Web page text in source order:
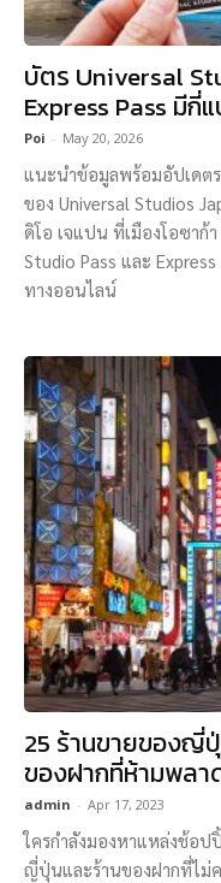
บัตร Universal
Express Pass มีกี่
Poi - May 20, 2026
แนะนำข้อมูลพร้อมอัปเดต
ของ Universal Studios
ดิโอ เจแปน ที่เมืองโอซาก้
Studio Pass และ
ทางออนไลน์
25 ร้านขายของญี่
ของฝากที่ห้ามพลา
admin - Apr 17, 2023
ใครกำลังมองหาแหล่งช้อป
ญี่ปุ่นและร้านของฝากที่ไม่